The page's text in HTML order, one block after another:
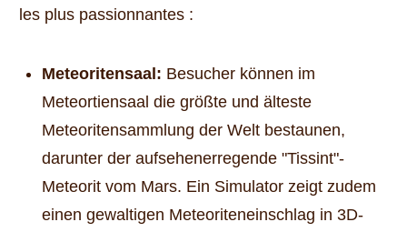
les plus passionnantes :
Meteoritensaal: Besucher können im
Meteortiensaal die größte und älteste
Meteoritensammlung der Welt bestaunen,
darunter der aufsehenerregende "Tissint"-
Meteorit vom Mars. Ein Simulator zeigt zudem
einen gewaltigen Meteoriteneinschlag in 3D-